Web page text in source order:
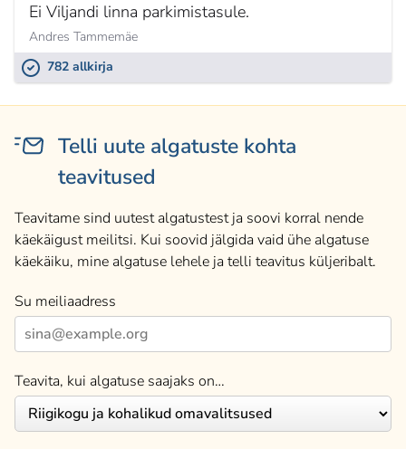
Ei Viljandi linna parkimistasule.
Andres Tammemäe
782 allkirja
Telli uute algatuste kohta
teavitused
Teavitame sind uutest algatustest ja soovi korral nende
käekäigust meilitsi. Kui soovid jälgida vaid ühe algatuse
käekäiku, mine algatuse lehele ja telli teavitus küljeribalt.
Su meiliaadress
Teavita, kui algatuse saajaks on…